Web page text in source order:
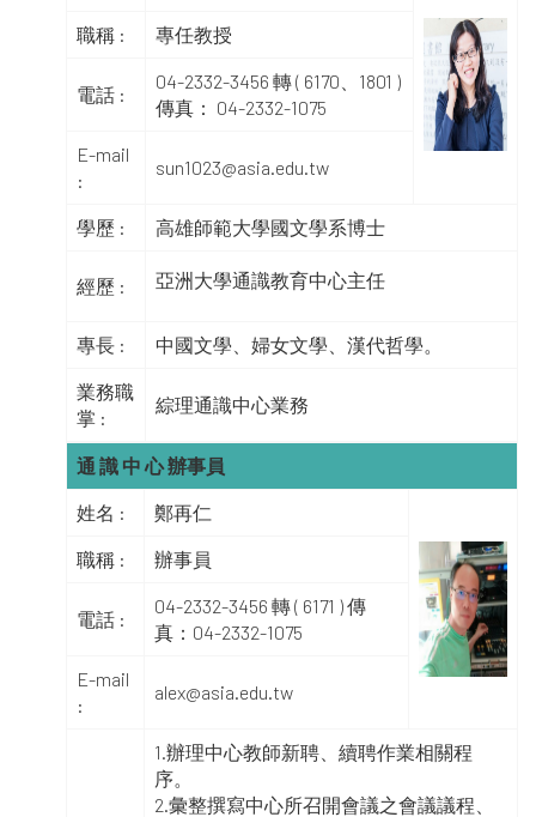
職稱 : 專任教授
電話 :
04-2332-3456 轉 ( 6170、1801 )
傳真： 04-2332-1075
E-mail
:
sun1023@asia.edu.tw
學歷 : 高雄師範大學國文學系博士
經歷 : 亞洲大學通識教育中心主任
專長 : 中國文學、婦女文學、漢代哲學。
業務職
掌 :
綜理通識中心業務
通 識 中 心 辦事員
姓名 : 鄭再仁
職稱 : 辦事員
電話 :
04-2332-3456 轉 ( 6171 ) 傳
真：04-2332-1075
E-mail
:
alex@asia.edu.tw
1.辦理中心教師新聘、續聘作業相關程
序。
2.彙整撰寫中心所召開會議之會議議程、